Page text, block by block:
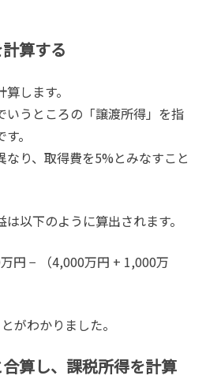
算する
します。
いうところの「譲渡所得」を指
。
なり、取得費を5%とみなすこと
以下のように算出されます。
円 − （4,000万円 + 1,000万
がわかりました。
算し、課税所得を計算